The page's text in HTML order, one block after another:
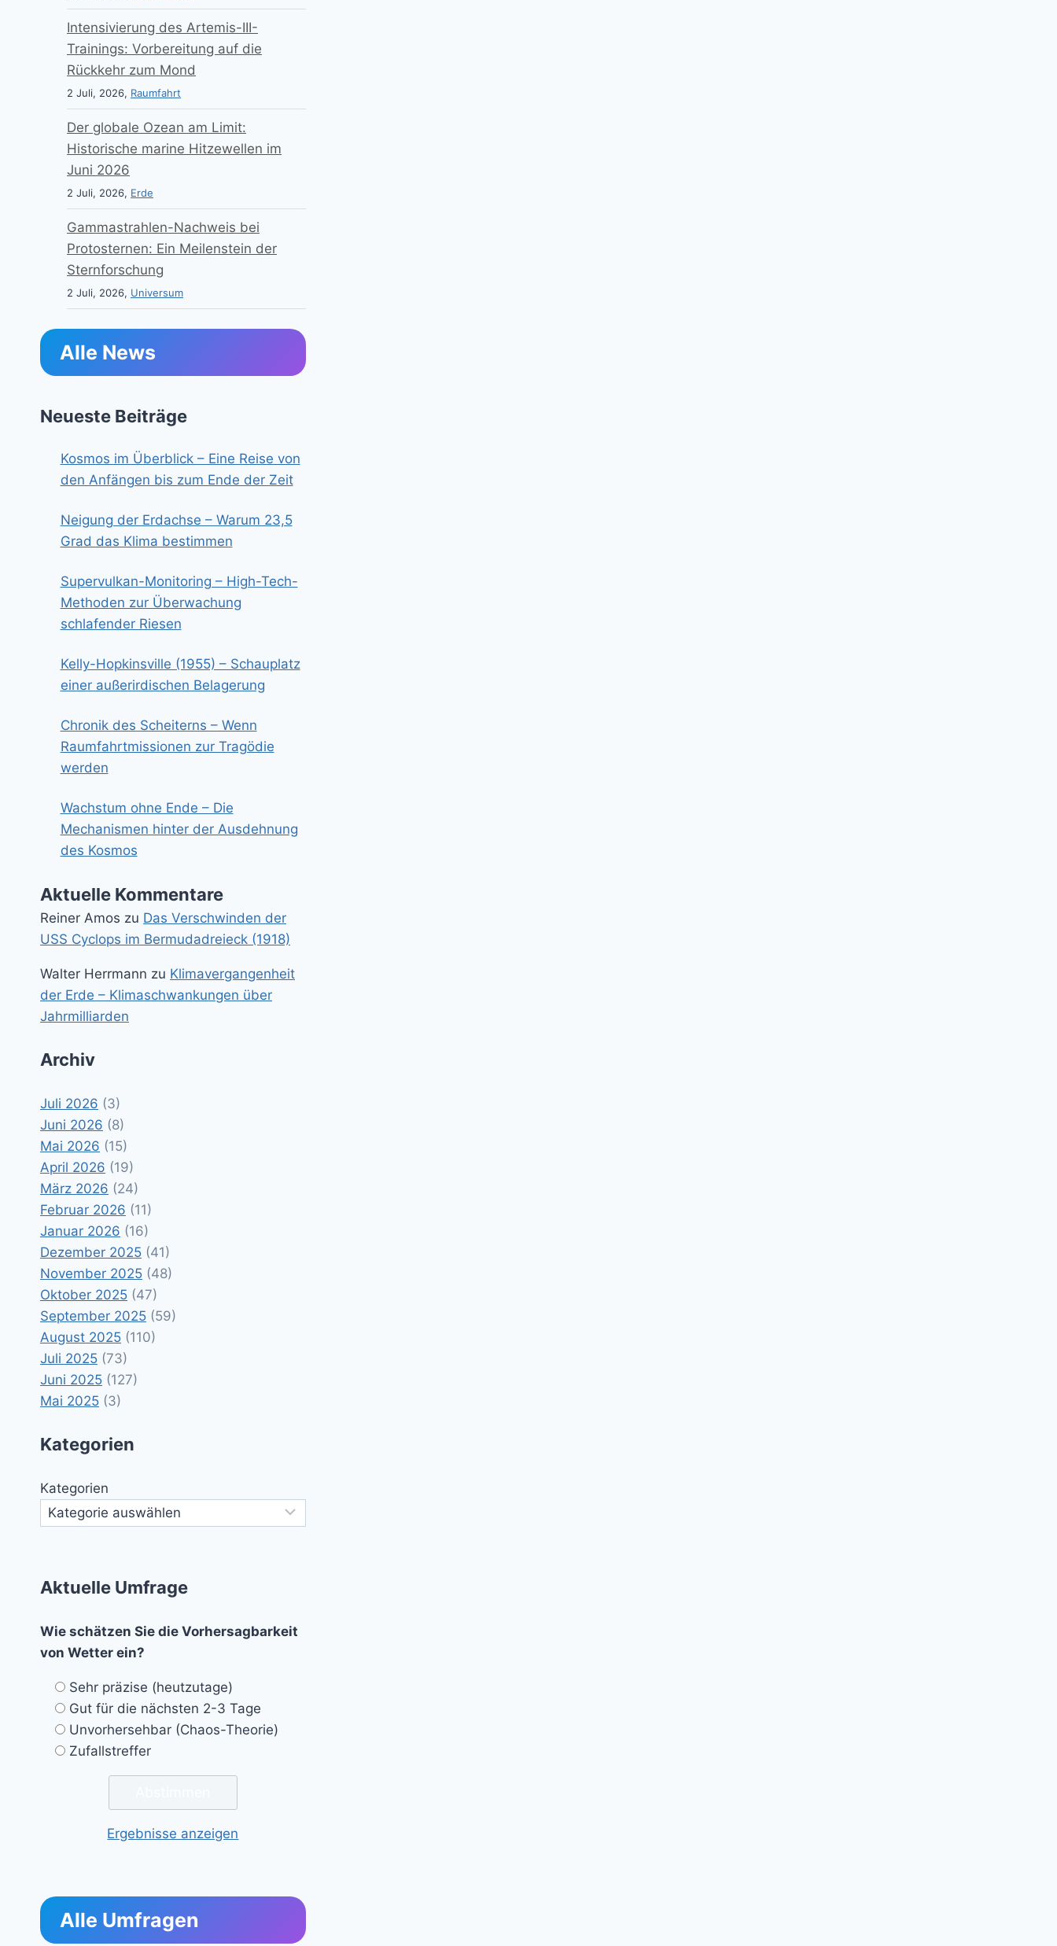
Intensivierung des Artemis-III-
Trainings: Vorbereitung auf die
Rückkehr zum Mond
2 Juli, 2026, Raumfahrt
Der globale Ozean am Limit:
Historische marine Hitzewellen im
Juni 2026
2 Juli, 2026, Erde
Gammastrahlen-Nachweis bei
Protosternen: Ein Meilenstein der
Sternforschung
2 Juli, 2026, Universum
Alle News
Neueste Beiträge
Kosmos im Überblick – Eine Reise von
den Anfängen bis zum Ende der Zeit
Neigung der Erdachse – Warum 23,5
Grad das Klima bestimmen
Supervulkan-Monitoring – High-Tech-
Methoden zur Überwachung
schlafender Riesen
Kelly-Hopkinsville (1955) – Schauplatz
einer außerirdischen Belagerung
Chronik des Scheiterns – Wenn
Raumfahrtmissionen zur Tragödie
werden
Wachstum ohne Ende – Die
Mechanismen hinter der Ausdehnung
des Kosmos
Aktuelle Kommentare
Reiner Amos zu Das Verschwinden der
USS Cyclops im Bermudadreieck (1918)
Walter Herrmann zu Klimavergangenheit
der Erde – Klimaschwankungen über
Jahrmilliarden
Archiv
Juli 2026 (3)
Juni 2026 (8)
Mai 2026 (15)
April 2026 (19)
März 2026 (24)
Februar 2026 (11)
Januar 2026 (16)
Dezember 2025 (41)
November 2025 (48)
Oktober 2025 (47)
September 2025 (59)
August 2025 (110)
Juli 2025 (73)
Juni 2025 (127)
Mai 2025 (3)
Kategorien
Kategorien
Aktuelle Umfrage
Wie schätzen Sie die Vorhersagbarkeit
von Wetter ein?
Sehr präzise (heutzutage)
Gut für die nächsten 2-3 Tage
Unvorhersehbar (Chaos-Theorie)
Zufallstreffer
Ergebnisse anzeigen
Alle Umfragen